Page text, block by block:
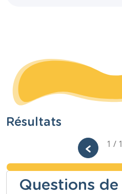
Résultats
1 / 1
Questions de